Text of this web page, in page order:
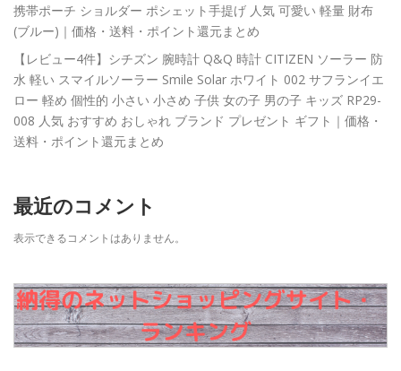
携帯ポーチ ショルダー ポシェット手提げ 人気 可愛い 軽量 財布
(ブルー)｜価格・送料・ポイント還元まとめ
【レビュー4件】シチズン 腕時計 Q&Q 時計 CITIZEN ソーラー 防
水 軽い スマイルソーラー Smile Solar ホワイト 002 サフランイエ
ロー 軽め 個性的 小さい 小さめ 子供 女の子 男の子 キッズ RP29-
008 人気 おすすめ おしゃれ ブランド プレゼント ギフト｜価格・
送料・ポイント還元まとめ
最近のコメント
表示できるコメントはありません。